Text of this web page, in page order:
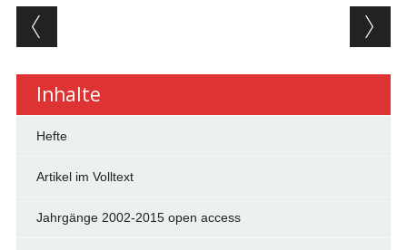
Beitragsnavigation
Inhalte
Hefte
Artikel im Volltext
Jahrgänge 2002-2015 open access